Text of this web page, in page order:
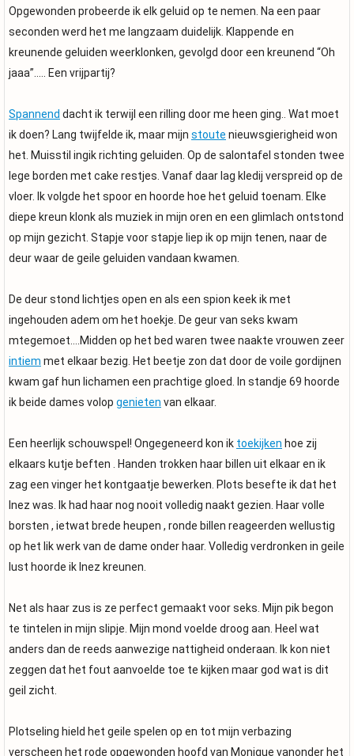
Opgewonden probeerde ik elk geluid op te nemen. Na een paar
seconden werd het me langzaam duidelijk. Klappende en
kreunende geluiden weerklonken, gevolgd door een kreunend “Oh
jaaa”….. Een vrijpartij?
Spannend dacht ik terwijl een rilling door me heen ging.. Wat moet
ik doen? Lang twijfelde ik, maar mijn stoute nieuwsgierigheid won
het. Muisstil ingik richting geluiden. Op de salontafel stonden twee
lege borden met cake restjes. Vanaf daar lag kledij verspreid op de
vloer. Ik volgde het spoor en hoorde hoe het geluid toenam. Elke
diepe kreun klonk als muziek in mijn oren en een glimlach ontstond
op mijn gezicht. Stapje voor stapje liep ik op mijn tenen, naar de
deur waar de geile geluiden vandaan kwamen.
De deur stond lichtjes open en als een spion keek ik met
ingehouden adem om het hoekje. De geur van seks kwam
mtegemoet….Midden op het bed waren twee naakte vrouwen zeer
intiem met elkaar bezig. Het beetje zon dat door de voile gordijnen
kwam gaf hun lichamen een prachtige gloed. In standje 69 hoorde
ik beide dames volop genieten van elkaar.
Een heerlijk schouwspel! Ongegeneerd kon ik toekijken hoe zij
elkaars kutje beften . Handen trokken haar billen uit elkaar en ik
zag een vinger het kontgaatje bewerken. Plots besefte ik dat het
Inez was. Ik had haar nog nooit volledig naakt gezien. Haar volle
borsten , ietwat brede heupen , ronde billen reageerden wellustig
op het lik werk van de dame onder haar. Volledig verdronken in geile
lust hoorde ik Inez kreunen.
Net als haar zus is ze perfect gemaakt voor seks. Mijn pik begon
te tintelen in mijn slipje. Mijn mond voelde droog aan. Heel wat
anders dan de reeds aanwezige nattigheid onderaan. Ik kon niet
zeggen dat het fout aanvoelde toe te kijken maar god wat is dit
geil zicht.
Plotseling hield het geile spelen op en tot mijn verbazing
verscheen het rode opgewonden hoofd van Monique vanonder het